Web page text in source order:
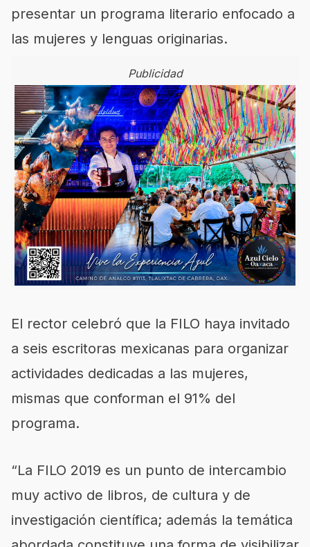
presentar un programa literario enfocado a
las mujeres y lenguas originarias.
Publicidad
El rector celebró que la FILO haya invitado
a seis escritoras mexicanas para organizar
actividades dedicadas a las mujeres,
mismas que conforman el 91% del
programa.
“La FILO 2019 es un punto de intercambio
muy activo de libros, de cultura y de
investigación científica; además la temática